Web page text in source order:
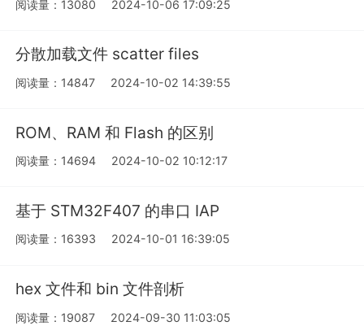
阅读量：13080 2024-10-06 17:09:25
分散加载文件 scatter files
阅读量：14847 2024-10-02 14:39:55
ROM、RAM 和 Flash 的区别
阅读量：14694 2024-10-02 10:12:17
基于 STM32F407 的串口 IAP
阅读量：16393 2024-10-01 16:39:05
hex 文件和 bin 文件剖析
阅读量：19087 2024-09-30 11:03:05